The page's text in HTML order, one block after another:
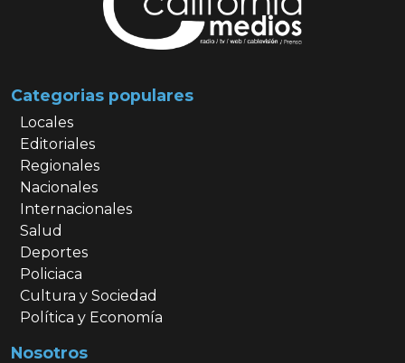
Categorias populares
Locales
Editoriales
Regionales
Nacionales
Internacionales
Salud
Deportes
Policiaca
Cultura y Sociedad
Política y Economía
Nosotros